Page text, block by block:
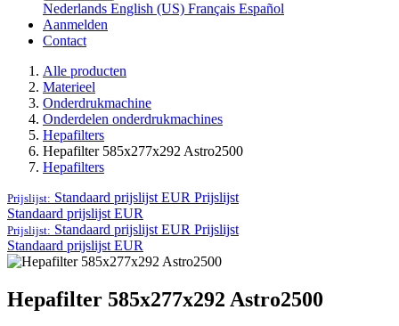
Nederlands English (US) Français Español
Aanmelden
Contact
Alle producten
Materieel
Onderdrukmachine
Onderdelen onderdrukmachines
Hepafilters
Hepafilter 585x277x292 Astro2500
Hepafilters
Prijslijst: Standaard prijslijst EUR Prijslijst
Standaard prijslijst EUR
Prijslijst: Standaard prijslijst EUR Prijslijst
Standaard prijslijst EUR
Hepafilter 585x277x292 Astro2500